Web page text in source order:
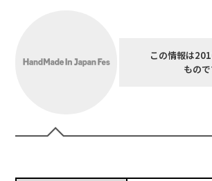
この情報は
もので